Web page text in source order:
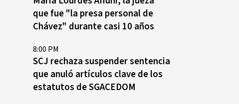
que fue "la presa personal de
Chávez" durante casi 10 años
8:00 PM
SCJ rechaza suspender sentencia
que anuló artículos clave de los
estatutos de SGACEDOM